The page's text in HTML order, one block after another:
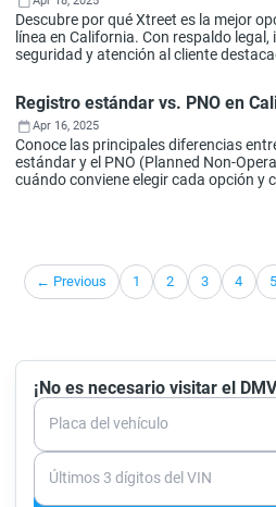
Descubre por qué Xtreet es la mejor
línea en California. Con respaldo
seguridad y atención al cliente
Registro estándar vs. PNO en
Apr 16, 2025
Conoce las principales diferencias
estándar y el PNO (Planned Non-
cuándo conviene elegir cada opción y
← Previous 1 2 3 4 5
¡No es necesario visitar el
Placa del vehículo
Últimos 3 dígitos del VIN